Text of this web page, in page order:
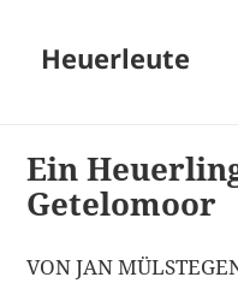
Heuerleute
Ein
Getelomoor
VON JAN